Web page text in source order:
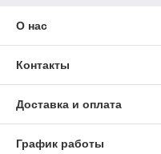
О нас
Контакты
Доставка и оплата
График работы